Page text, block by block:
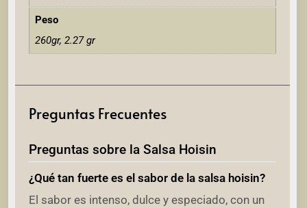
Peso
260gr, 2.27 gr
Preguntas Frecuentes
Preguntas sobre la Salsa Hoisin
¿Qué tan fuerte es el sabor de la salsa hoisin?
El sabor es intenso, dulce y especiado, con un